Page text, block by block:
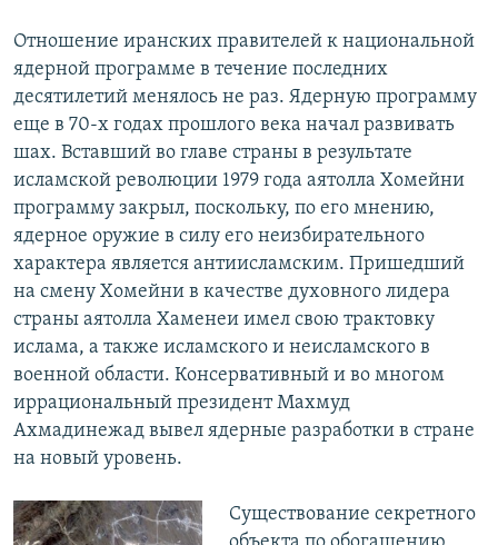
Отношение иранских правителей к национальной
ядерной программе в течение последних
десятилетий менялось не раз. Ядерную программу
еще в 70-х годах прошлого века начал развивать
шах. Вставший во главе страны в результате
исламской революции 1979 года аятолла Хомейни
программу закрыл, поскольку, по его мнению,
ядерное оружие в силу его неизбирательного
характера является антиисламским. Пришедший
на смену Хомейни в качестве духовного лидера
страны аятолла Хаменеи имел свою трактовку
ислама, а также исламского и неисламского в
военной области. Консервативный и во многом
иррациональный президент Махмуд
Ахмадинежад вывел ядерные разработки в стране
на новый уровень.
Существование секретного